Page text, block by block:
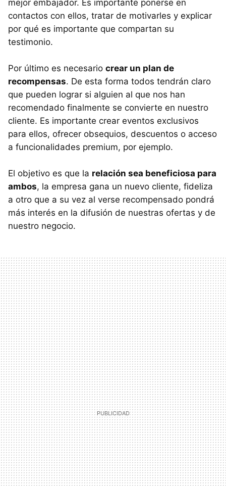
mejor embajador. Es importante ponerse en
contactos con ellos, tratar de motivarles y explicar
por qué es importante que compartan su
testimonio.
Por último es necesario crear un plan de
recompensas. De esta forma todos tendrán claro
que pueden lograr si alguien al que nos han
recomendado finalmente se convierte en nuestro
cliente. Es importante crear eventos exclusivos
para ellos, ofrecer obsequios, descuentos o acceso
a funcionalidades premium, por ejemplo.
El objetivo es que la relación sea beneficiosa para
ambos, la empresa gana un nuevo cliente, fideliza
a otro que a su vez al verse recompensado pondrá
más interés en la difusión de nuestras ofertas y de
nuestro negocio.